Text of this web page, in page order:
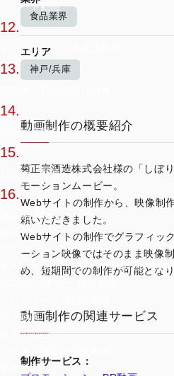
ショート動画
12.
インバウンド・多言語動画
13.
14.
工場紹介動画
15.
セミナー動画
16.
施設紹介動画
技術別
アニメーション/
モーショングラフィックス動画・映像
VFX動画
生成AI動画
実写動画
食品業界
エリア
神戸/兵庫
動画制作の概要紹介
菊正宗酒造株式会社様の「しぼ
モーションムービー。
Webサイトの制作から、映像制
頼いただきました。
Webサイトの制作でグラフィッ
ーション映像ではそのまま映像
め、短期間での制作が可能となり
動画制作の関連サービス
制作サービス：